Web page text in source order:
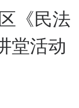
《民法
堂活动